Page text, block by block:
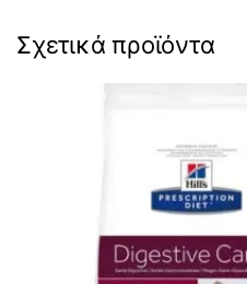
Σχετικά προϊόντα